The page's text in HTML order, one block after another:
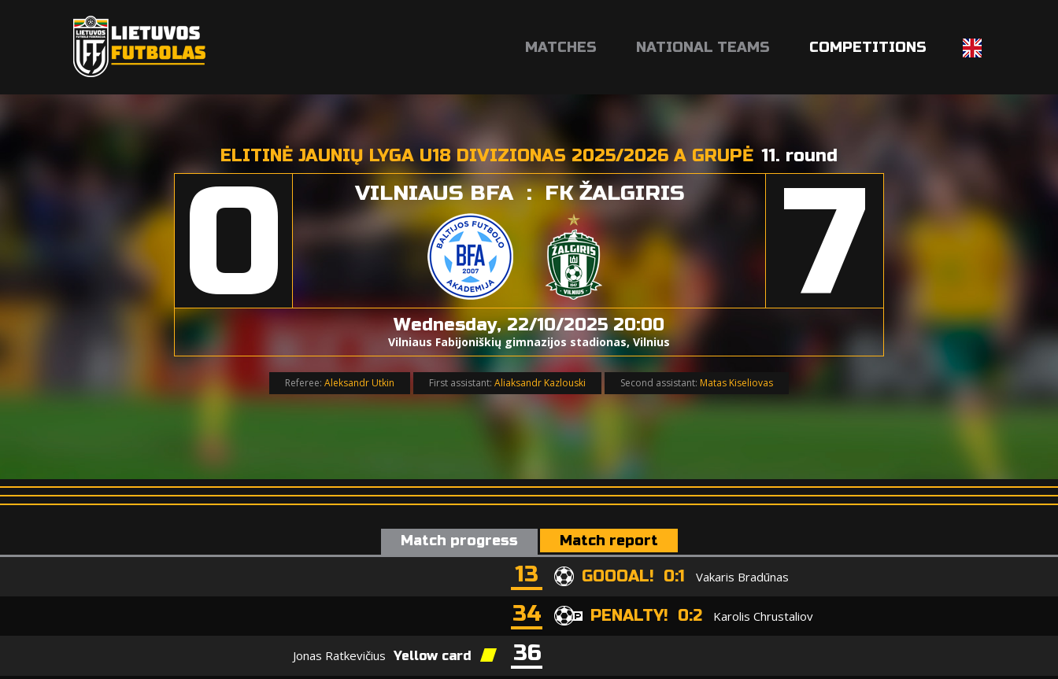
MATCHES NATIONAL TEAMS COMPETITIONS
ELITINĖ JAUNIŲ LYGA U18 DIVIZIONAS 2025/2026 A GRUPĖ 11. round
0 VILNIAUS BFA : FK ŽALGIRIS 7
Wednesday, 22/10/2025 20:00
Vilniaus Fabijoniškių gimnazijos stadionas, Vilnius
Referee: Aleksandr Utkin First assistant: Aliaksandr Kazlouski Second assistant: Matas Kiseliovas
Match progress Match report
13 GOOOAL! 0:1 Vakaris Bradūnas
34 PENALTY! 0:2 Karolis Chrustaliov
Jonas Ratkevičius Yellow card 36